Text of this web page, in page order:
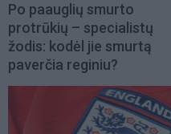
Po paauglių smurto
protrūkių – specialistų
žodis: kodėl jie smurtą
paverčia reginiu?